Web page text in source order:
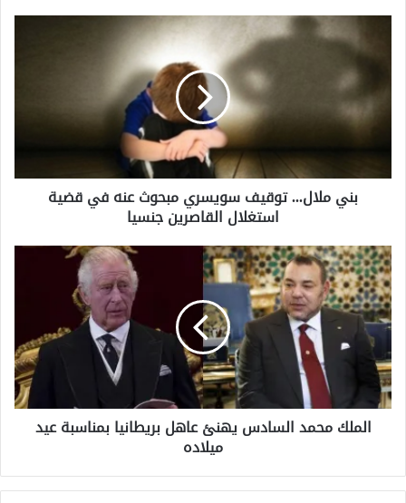
.
ق
ي
ف
س
و
ي
س
ر
ي
و
بني ملال... توقيف سويسري مبحوث عنه في قضية
استغلال القاصرين جنسيا
ا
ل
م
ل
ك
م
ح
م
د
ا
الملك محمد السادس يهنئ عاهل بريطانيا بمناسبة عيد
ميلاده